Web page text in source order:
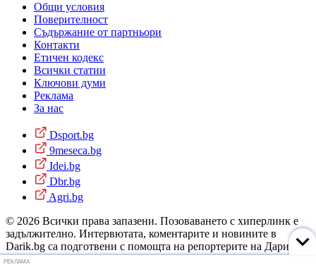
Общи условия
Поверителност
Съдържание от партньори
Контакти
Етичен кодекс
Всички статии
Ключови думи
Реклама
За нас
Dsport.bg
9meseca.bg
Idei.bg
Dbr.bg
Agri.bg
© 2026 Всички права запазени. Позоваването с хиперлинк е
задължително. Интервютата, коментарите и новините в
Darik.bg са подготвени с помощта на репортерите на Дарик
Радио и новинарските емисии на радиото. Снимки: Дарик
РЕКЛАМА